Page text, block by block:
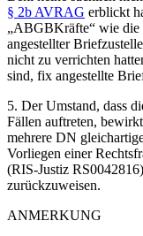
§ 2b AVRAG erblickt
„ABGBKräfte“ wie die
angestellter
nicht zu verrichten
sind, fix angestellte
5. Der Umstand, dass
Fällen auftreten,
mehrere DN
Vorliegen einer
(RIS-Justiz
zurückzuweisen.
ANMERKUNG